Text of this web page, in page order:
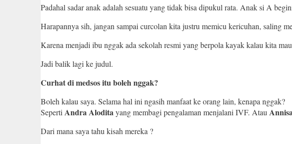
Padahal sadar anak adalah sesuatu yang tidak bisa dipukul rata. Anak si A
Harapannya sih, jangan sampai curcolan kita justru memicu kericuhan, saling
Karena menjadi ibu nggak ada sekolah resmi yang berpola kayak kalau kita
Jadi balik lagi ke judul.
Curhat di medsos itu boleh nggak?
Boleh kalau saya. Selama hal ini ngasih manfaat ke orang lain, kenapa nggak?
SepertiAndra Aloditayang membagi pengalaman menjalani IVF. Atau
Dari mana saya tahu kisah mereka ?